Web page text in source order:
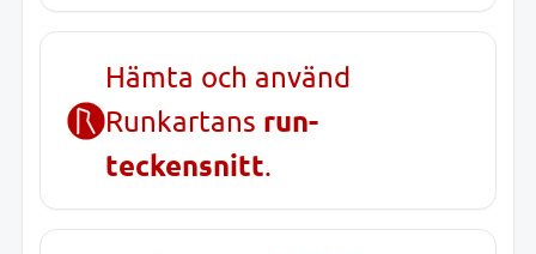
Hämta och använd
Runkartans run-
teckensnitt.